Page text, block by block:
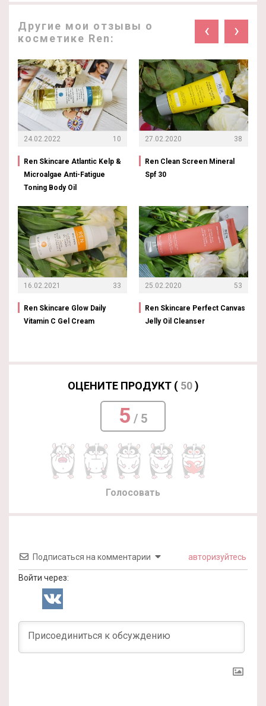
Другие мои отзывы о
косметике Ren:
‹ ›
24.02.2022 10
Ren Skincare Atlantic Kelp &
Microalgae Anti-Fatigue
Toning Body Oil
16.02.2021 33
Ren Skincare Glow Daily
Vitamin C Gel Cream
27.02.2020 38
Ren Clean Screen Mineral
Spf 30
25.02.2020 53
Ren Skincare Perfect Canvas
Jelly Oil Cleanser
ОЦЕНИТЕ ПРОДУКТ ( 50)
5 / 5
Голосовать
Подписаться на комментарии авторизуйтесь
Войти через: